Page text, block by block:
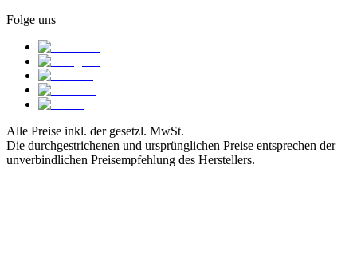
Folge uns
Alle Preise inkl. der gesetzl. MwSt.
Die durchgestrichenen und ursprünglichen Preise entsprechen der
unverbindlichen Preisempfehlung des Herstellers.